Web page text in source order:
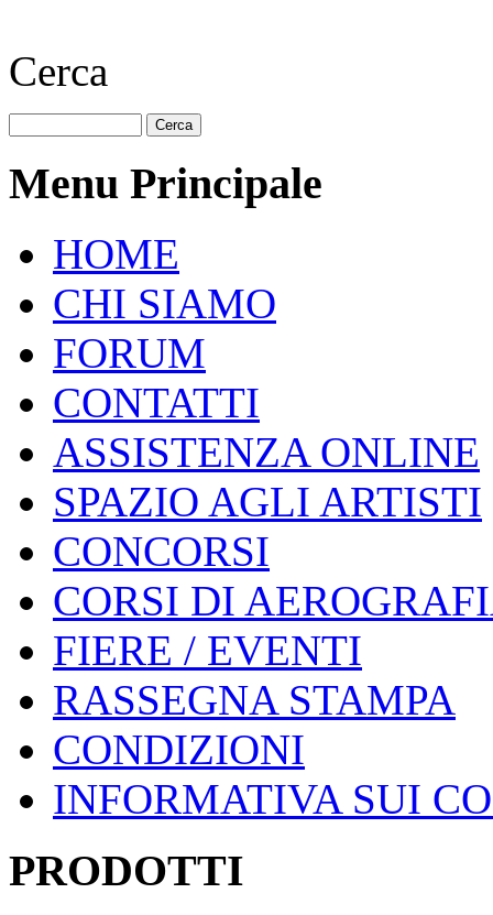
Cerca
Menu Principale
HOME
CHI SIAMO
FORUM
CONTATTI
ASSISTENZA ONLINE
SPAZIO AGLI ARTISTI
CONCORSI
CORSI DI
FIERE / EVENTI
RASSEGNA STAMPA
CONDIZIONI
INFORMATIVA SUI
PRODOTTI